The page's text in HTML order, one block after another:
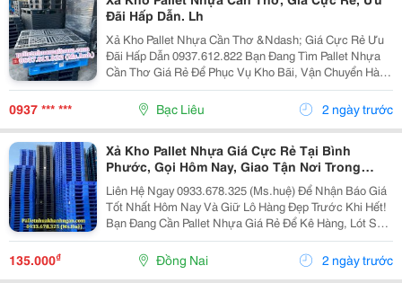
Đãi Hấp Dẫn. Lh
Xả Kho Pallet Nhựa Cần Thơ &Ndash; Giá Cực Rẻ Ưu
Đãi Hấp Dẫn 0937.612.822 Bạn Đang Tìm Pallet Nhựa
Cần Thơ Giá Rẻ Để Phục Vụ Kho Bãi, Vận Chuyển Hàng
Hóa Hay Xuất Khẩu? Đây Chính Là Cơ Hội Không Nên
Bỏ Lỡ! ✅ Vì Sao Nên Chọn Pallet Nhựa Xả Kho? ...
0937 *** *** Bạc Liêu 2 ngày trước
Xả Kho Pallet Nhựa Giá Cực Rẻ Tại Bình
Phước, Gọi Hôm Nay, Giao Tận Nơi Trong
Ngày!
Liên Hệ Ngay 0933.678.325 (Ms.huệ) Để Nhận Báo Giá
Tốt Nhất Hôm Nay Và Giữ Lô Hàng Đẹp Trước Khi Hết!
Bạn Đang Cần Pallet Nhựa Giá Rẻ Để Kê Hàng, Lót Sàn,
Lưu Kho Hay Xuất Khẩu? Kho Đang Thanh Lý Số Lượng
Lớn Pallet Nhựa Với Giá Cực Ưu Đãi , Hàng...
135.000₫ Đồng Nai 2 ngày trước